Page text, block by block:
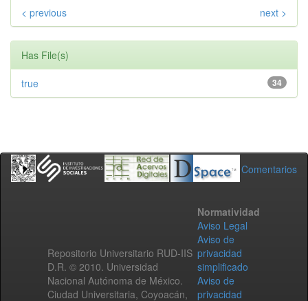
< previous next >
Has File(s)
34
true
Comentarios
Repositorio Universitario RUD-IIS
D.R. © 2010. Universidad
Nacional Autónoma de México.
Ciudad Universitaria, Coyoacán,
Normatividad
Aviso Legal
Aviso de
privacidad
simplificado
Aviso de
privacidad